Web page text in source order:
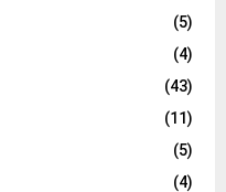
(5)
(4)
(43)
(11)
(5)
(4)